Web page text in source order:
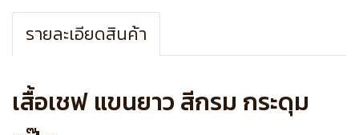
รายละเอียดสินค้า
เสื้อเชฟ แขนยาว สีกรม กระดุม